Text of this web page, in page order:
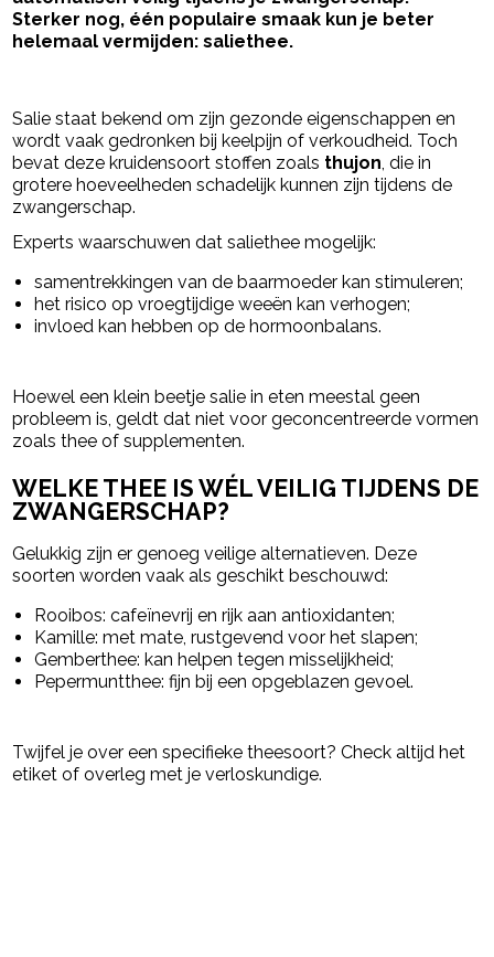
Sterker nog, één populaire smaak kun je beter
helemaal vermijden: saliethee.
Salie staat bekend om zijn gezonde eigenschappen en
wordt vaak gedronken bij keelpijn of verkoudheid. Toch
bevat deze kruidensoort stoffen zoals thujon, die in
grotere hoeveelheden schadelijk kunnen zijn tijdens de
zwangerschap.
Experts waarschuwen dat saliethee mogelijk:
samentrekkingen van de baarmoeder kan stimuleren;
het risico op vroegtijdige weeën kan verhogen;
invloed kan hebben op de hormoonbalans.
Hoewel een klein beetje salie in eten meestal geen
probleem is, geldt dat niet voor geconcentreerde vormen
zoals thee of supplementen.
WELKE THEE IS WÉL VEILIG TIJDENS DE
ZWANGERSCHAP?
Gelukkig zijn er genoeg veilige alternatieven. Deze
soorten worden vaak als geschikt beschouwd:
Rooibos: cafeïnevrij en rijk aan antioxidanten;
Kamille: met mate, rustgevend voor het slapen;
Gemberthee: kan helpen tegen misselijkheid;
Pepermuntthee: fijn bij een opgeblazen gevoel.
Twijfel je over een specifieke theesoort? Check altijd het
etiket of overleg met je verloskundige.